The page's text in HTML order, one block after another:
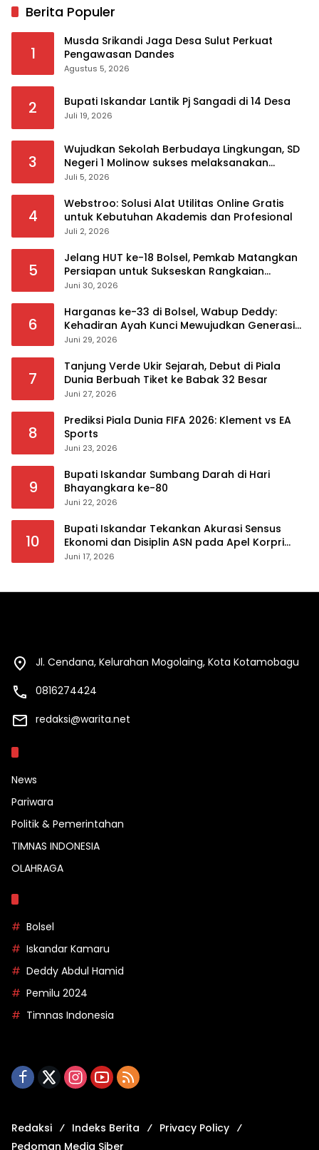
Berita Populer
1
Musda Srikandi Jaga Desa Sulut Perkuat
Pengawasan Dandes
Agustus 5, 2026
2 Bupati Iskandar Lantik Pj Sangadi di 14 Desa
Juli 19, 2026
3
Wujudkan Sekolah Berbudaya Lingkungan, SD
Negeri 1 Molinow sukses melaksanakan
serangkaian kegiatan Kampanye dan
Juli 5, 2026
4
Webstroo: Solusi Alat Utilitas Online Gratis
untuk Kebutuhan Akademis dan Profesional
Juli 2, 2026
5
Jelang HUT ke-18 Bolsel, Pemkab Matangkan
Persiapan untuk Sukseskan Rangkaian
Peringatan
Juni 30, 2026
6
Harganas ke-33 di Bolsel, Wabup Deddy:
Kehadiran Ayah Kunci Mewujudkan Generasi
Berkualitas
Juni 29, 2026
7
Tanjung Verde Ukir Sejarah, Debut di Piala
Dunia Berbuah Tiket ke Babak 32 Besar
Juni 27, 2026
8
Prediksi Piala Dunia FIFA 2026: Klement vs EA
Sports
Juni 23, 2026
9
Bupati Iskandar Sumbang Darah di Hari
Bhayangkara ke-80
Juni 22, 2026
10
Bupati Iskandar Tekankan Akurasi Sensus
Ekonomi dan Disiplin ASN pada Apel Korpri
Pemkab Bolsel
Juni 17, 2026
Jl. Cendana, Kelurahan Mogolaing, Kota Kotamobagu
0816274424
redaksi@warita.net
News
Pariwara
Politik & Pemerintahan
TIMNAS INDONESIA
OLAHRAGA
Bolsel
Iskandar Kamaru
Deddy Abdul Hamid
Pemilu 2024
Timnas Indonesia
Redaksi Indeks Berita
Privacy Policy
Pedoman Media Siber